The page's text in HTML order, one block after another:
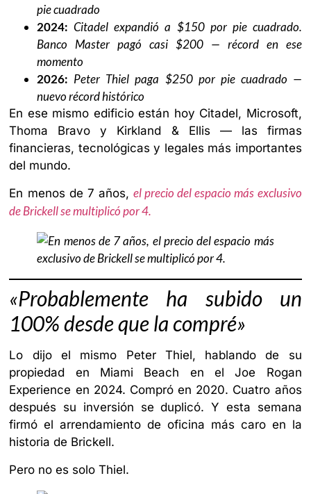
pie cuadrado
2024: Citadel expandió a $150 por pie cuadrado.
Banco Master pagó casi $200 — récord en ese
momento
2026: Peter Thiel paga $250 por pie cuadrado —
nuevo récord histórico
En ese mismo edificio están hoy Citadel, Microsoft,
Thoma Bravo y Kirkland & Ellis — las firmas
financieras, tecnológicas y legales más importantes
del mundo.
En menos de 7 años, el precio del espacio más exclusivo
de Brickell se multiplicó por 4.
«Probablemente ha subido un
100% desde que la compré»
Lo dijo el mismo Peter Thiel, hablando de su
propiedad en Miami Beach en el Joe Rogan
Experience en 2024. Compró en 2020. Cuatro años
después su inversión se duplicó. Y esta semana
firmó el arrendamiento de oficina más caro en la
historia de Brickell.
Pero no es solo Thiel.